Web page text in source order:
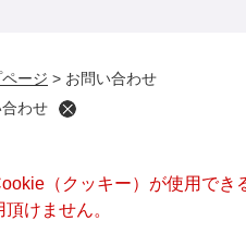
ページ > お問い合わせ
わせ
（クッキー）が使用で
けません。